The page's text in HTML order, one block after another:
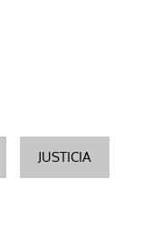
JUSTICIA